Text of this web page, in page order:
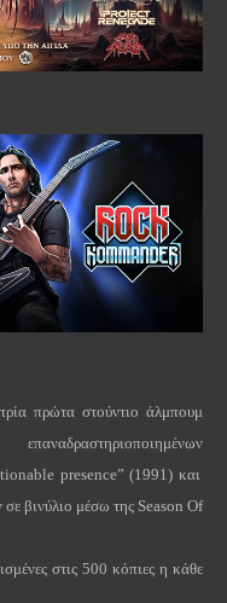
τρία πρώτα στούντιο άλμπουμ
επαναδραστηριοποιημένων
presence” (1991)και
σε βινύλιο μέσω της Season Of
στις 500 κόπιες η κάθε